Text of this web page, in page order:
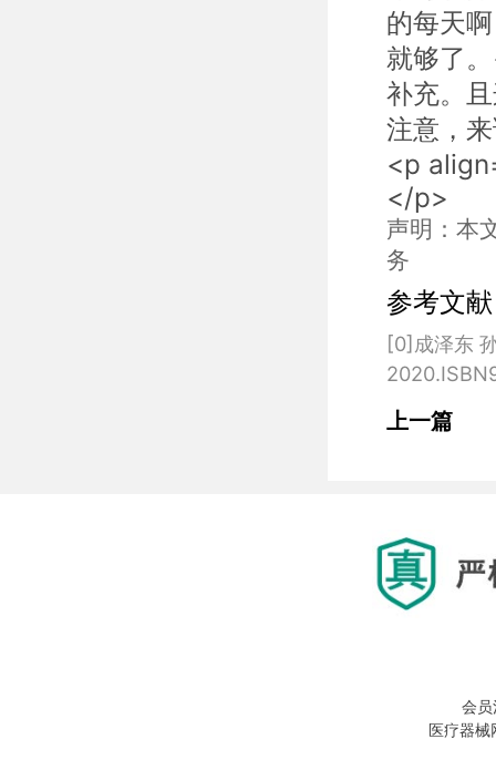
的每天
就够了
补充。
注意，
<p
</p>
声明：本
务
参考文
[0]成泽东
上一篇
会
医疗器